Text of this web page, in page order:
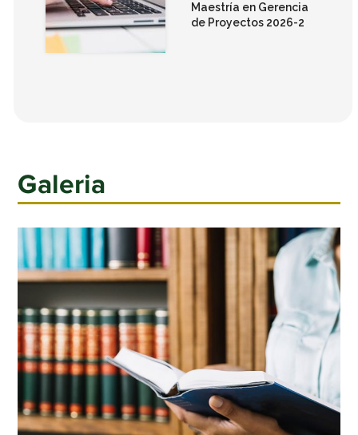
Maestría en Gerencia
de Proyectos 2026-2
Galeria